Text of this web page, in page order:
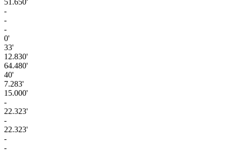
-
-
-
0'
33'
12.830'
64.480'
40'
7.283'
15.000'
-
22.323'
-
22.323'
-
-